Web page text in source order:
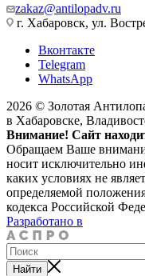
zakaz@antilopadv.ru
г. Хабаровск, ул.
Вконтакте
Telegram
WhatsApp
2026 © Золотая
в Хабаровске,
Внимание! Сайт
Обращаем Ваше
носит исключительно
каких условиях не
определяемой
кодекса Российской
Разработано в
Найти